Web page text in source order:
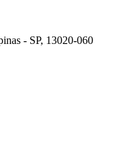
- SP, 13020-060